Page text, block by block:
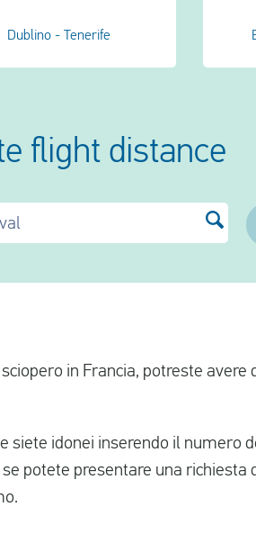
Dublino - Tenerife
flight distance
in Francia, potreste avere
siete idonei inserendo il numero
potete presentare una richiesta